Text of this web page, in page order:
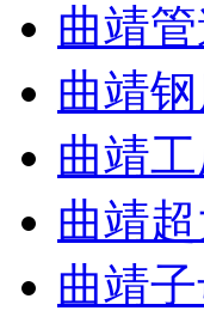
曲靖
曲靖
曲靖
曲靖
曲靖